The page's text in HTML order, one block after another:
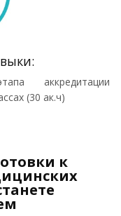
аккредитации
(30 ак.ч)
к